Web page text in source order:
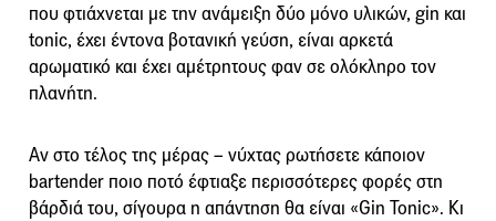
που φτιάχνεται με την ανάμειξη δύο μόνο υλικών, gin και
tonic, έχει έντονα βοτανική γεύση, είναι αρκετά
αρωματικό και έχει αμέτρητους φαν σε ολόκληρο τον
πλανήτη.
Αν στο τέλος της μέρας – νύχτας ρωτήσετε κάποιον
bartender ποιο ποτό έφτιαξε περισσότερες φορές στη
βάρδιά του, σίγουρα η απάντηση θα είναι «Gin Tonic». Κι